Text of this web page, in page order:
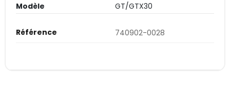
Modèle
GT/GTX30
Référence 740902-0028